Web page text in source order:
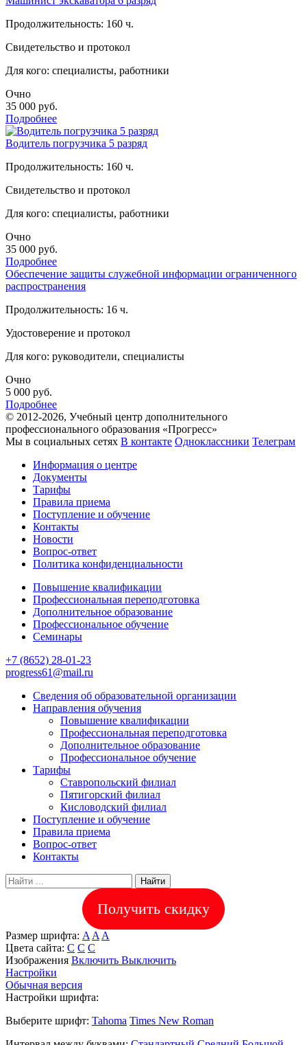
Продолжительность: 160 ч.
Свидетельство и протокол
Для кого: специалисты, работники
Очно
35 000 руб.
Подробнее
Водитель погрузчика 5 разряд
Продолжительность: 160 ч.
Свидетельство и протокол
Для кого: специалисты, работники
Очно
35 000 руб.
Подробнее
Обеспечение защиты служебной информации ограниченного
распространения
Продолжительность: 16 ч.
Удостоверение и протокол
Для кого: руководители, специалисты
Очно
5 000 руб.
Подробнее
© 2012-2026, Учебный центр дополнительного
профессионального образования «Прогресс»
Мы в социальных сетях В контакте Одноклассники Телеграм
Информация о центре
Документы
Тарифы
Правила приема
Поступление и обучение
Контакты
Новости
Вопрос-ответ
Политика конфиденциальности
Повышение квалификации
Профессиональная переподготовка
Дополнительное образование
Профессиональное обучение
Семинары
+7 (8652) 28-01-23
progress61@mail.ru
Сведения об образовательной организации
Направления обучения
Повышение квалификации
Профессиональная переподготовка
Дополнительное образование
Профессиональное обучение
Тарифы
Ставропольский филиал
Пятигорский филиал
Кисловодский филиал
Поступление и обучение
Правила приема
Вопрос-ответ
Контакты
Найти
Получить скидку
Размер шрифта: A A A
Цвета сайта: С С С
Изображения Включить Выключить
Настройки
Обычная версия
Настройки шрифта:
Выберите шрифт: Tahoma Times New Roman